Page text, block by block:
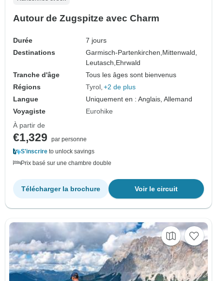
Autour de Zugspitze avec Charm
Durée
7 jours
Destinations
Garmisch-Partenkirchen,Mittenwald,
Leutasch,Ehrwald
Tranche d'âge
Tous les âges sont bienvenus
Régions
Tyrol +2 de plus
Langue
Uniquement en : Anglais, Allemand
Voyagiste
Eurohike
À partir de
€1,329
par personne
S'inscrire to unlock savings
Prix basé sur une chambre double
Voir le circuit
Télécharger la brochure